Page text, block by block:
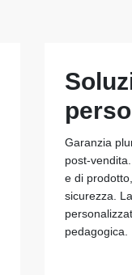
Garanzia
post-
e di
sicurezza.
pedagogica.